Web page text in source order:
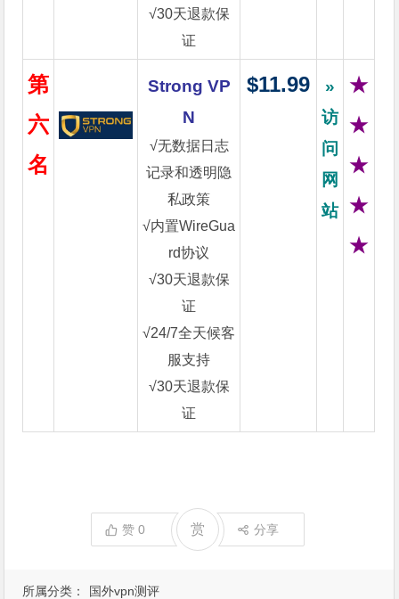
所属分类： 国外vpn测评
√30天退款保
证
第
六
名
Strong VP
N
√无数据日志
记录和透明隐
私政策
√内置WireGua
rd协议
√30天退款保
证
√24/7全天候客
服支持
√30天退款保
证
$11.99
»
访
问
网
站
★
★
★
★
★
赞0 赏 分享